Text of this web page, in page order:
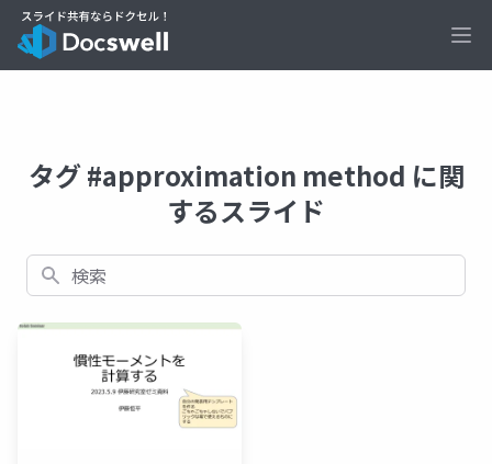
タグ #approximation method に関
するスライド
検索